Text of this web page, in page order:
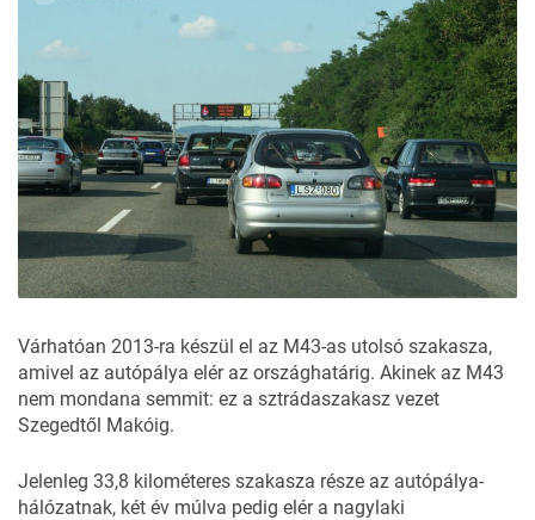
Várhatóan 2013-ra készül el az M43-as utolsó szakasza,
amivel az autópálya elér az országhatárig. Akinek az M43
nem mondana semmit: ez a sztrádaszakasz vezet
Szegedtől Makóig.
Jelenleg 33,8 kilométeres szakasza része az autópálya-
hálózatnak, két év múlva pedig elér a nagylaki